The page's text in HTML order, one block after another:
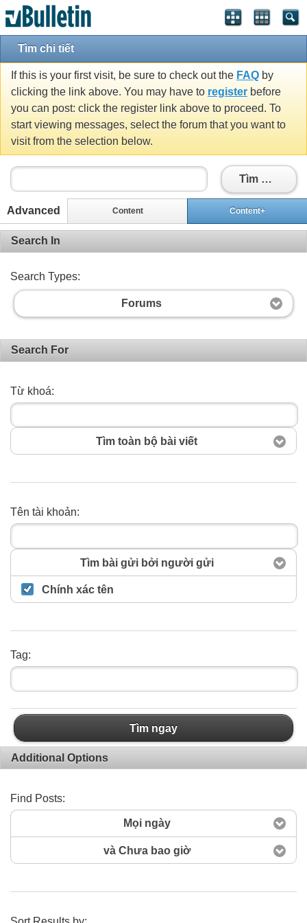
Tìm chi tiết
If this is your first visit, be sure to check out the FAQ by
clicking the link above. You may have to register before
you can post: click the register link above to proceed. To
start viewing messages, select the forum that you want to
visit from the selection below.
Tìm Kiếm
Advanced Content Content+
Search In
Search Types:
Forums
Search For
Từ khoá:
Tìm toàn bộ bài viết
Tên tài khoản:
Tìm bài gửi bởi người gửi
Chính xác tên
Tag:
Tìm ngay
Additional Options
Find Posts:
Mọi ngày
và Chưa bao giờ